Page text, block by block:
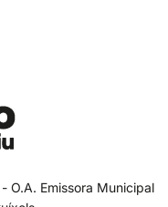
Emissora Municipal